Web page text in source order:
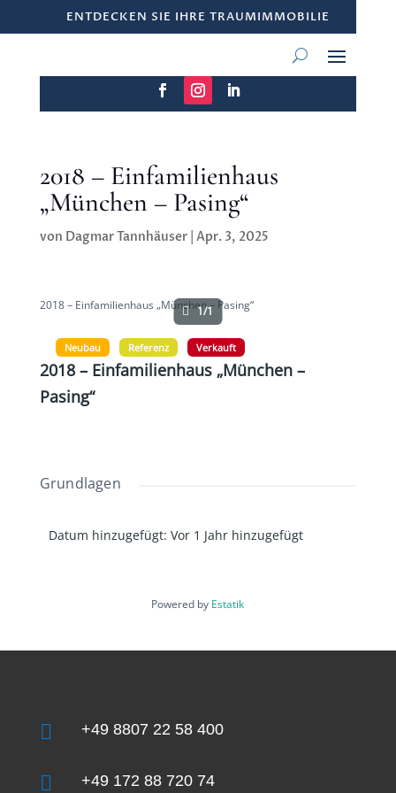
ENTDECKEN SIE IHRE TRAUMIMMOBILIE
2018 – Einfamilienhaus
„München – Pasing“
von Dagmar Tannhäuser| Apr. 3, 2025
2018 – Einfamilienhaus „München – Pasing“
Neubau Referenz Verkauft
1/1
2018 – Einfamilienhaus „München –
Pasing“
Grundlagen
Datum hinzugefügt: Vor 1 Jahr hinzugefügt
Powered by Estatik
 +49 8807 22 58 400
 +49 172 88 720 74